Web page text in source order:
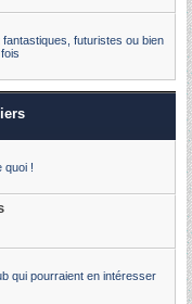
futuristes ou bien
quoi !
qui pourraient en intéresser